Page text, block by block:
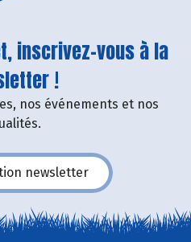
inscrivez-vous à la
!
nos événements et nos
newsletter